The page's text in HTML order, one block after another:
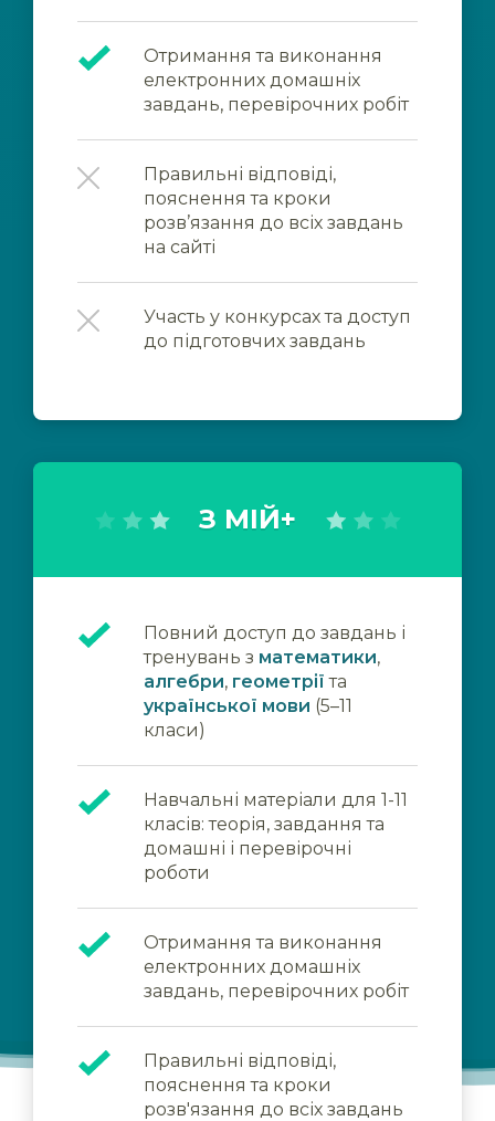
Отримання та виконання
електронних домашніх
завдань, перевірочних робіт
Правильні відповіді,
пояснення та кроки
розв’язання до всіх завдань
на сайті
Участь у конкурсах та доступ
до підготовчих завдань
З МІЙ+
Повний доступ до завдань і
тренувань з математики,
алгебри, геометрії та
української мови (5–11
класи)
Навчальні матеріали для 1-11
класів: теорія, завдання та
домашні і перевірочні
роботи
Отримання та виконання
електронних домашніх
завдань, перевірочних робіт
Правильні відповіді,
пояснення та кроки
розв'язання до всіх завдань